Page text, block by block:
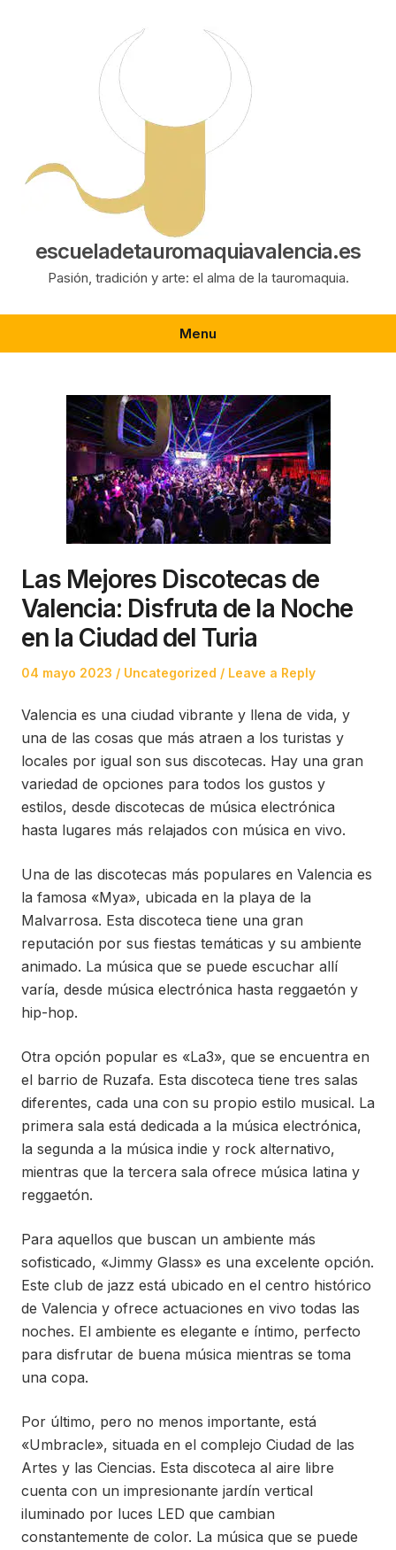
escueladetauromaquiavalencia.es
Pasión, tradición y arte: el alma de la tauromaquia.
Menu
Las Mejores Discotecas de
Valencia: Disfruta de la Noche
en la Ciudad del Turia
Posted
04 mayo 2023
Posted
Uncategorized Leave a Reply
Valencia es una ciudad vibrante y llena de vida, y
una de las cosas que más atraen a los turistas y
locales por igual son sus discotecas. Hay una gran
variedad de opciones para todos los gustos y
estilos, desde discotecas de música electrónica
hasta lugares más relajados con música en vivo.
Una de las discotecas más populares en Valencia es
la famosa «Mya», ubicada en la playa de la
Malvarrosa. Esta discoteca tiene una gran
reputación por sus fiestas temáticas y su ambiente
animado. La música que se puede escuchar allí
varía, desde música electrónica hasta reggaetón y
hip-hop.
Otra opción popular es «La3», que se encuentra en
el barrio de Ruzafa. Esta discoteca tiene tres salas
diferentes, cada una con su propio estilo musical. La
primera sala está dedicada a la música electrónica,
la segunda a la música indie y rock alternativo,
mientras que la tercera sala ofrece música latina y
reggaetón.
Para aquellos que buscan un ambiente más
sofisticado, «Jimmy Glass» es una excelente opción.
Este club de jazz está ubicado en el centro histórico
de Valencia y ofrece actuaciones en vivo todas las
noches. El ambiente es elegante e íntimo, perfecto
para disfrutar de buena música mientras se toma
una copa.
Por último, pero no menos importante, está
«Umbracle», situada en el complejo Ciudad de las
Artes y las Ciencias. Esta discoteca al aire libre
cuenta con un impresionante jardín vertical
iluminado por luces LED que cambian
constantemente de color. La música que se puede